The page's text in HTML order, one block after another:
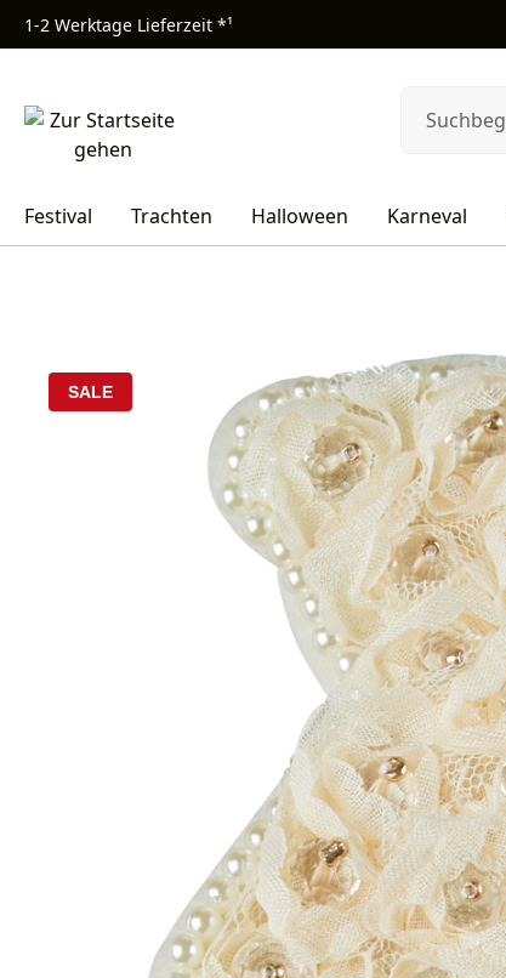
Hauptinhalt springen
Zur Suche springen
Zur Hauptnavigation springen
1-2 Werktage Lieferzeit *¹
Festival Trachten Halloween Karneval
SALE